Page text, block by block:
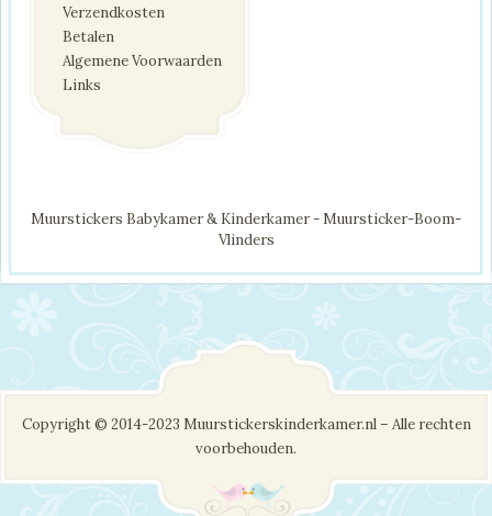
Verzendkosten
Betalen
Algemene Voorwaarden
Links
Muurstickers Babykamer & Kinderkamer - Muursticker-Boom-
Vlinders
Copyright © 2014-2023 Muurstickerskinderkamer.nl – Alle rechten
voorbehouden.